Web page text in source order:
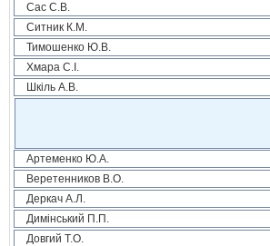
Сас С.В.
Ситник К.М.
Тимошенко Ю.В.
Хмара С.І.
Шкіль А.В.
Артеменко Ю.А.
Веретенников В.О.
Деркач А.Л.
Димінський П.П.
Довгий Т.О.